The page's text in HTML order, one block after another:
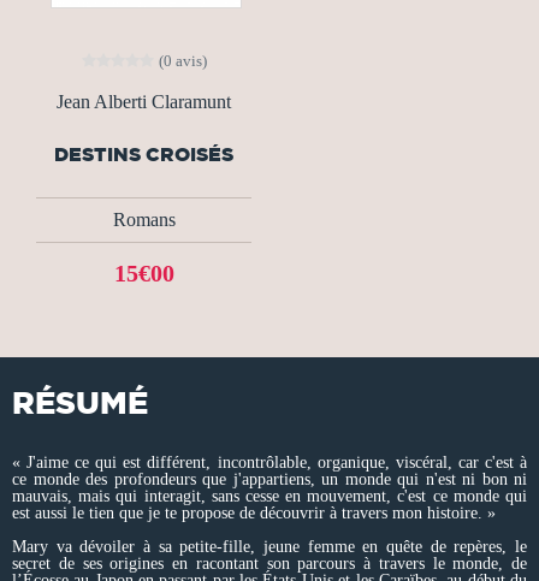
(0 avis)
Jean Alberti Claramunt
DESTINS CROISÉS
Romans
15€00
RÉSUMÉ
« J'aime ce qui est différent, incontrôlable, organique, viscéral, car c'est à
ce monde des profondeurs que j'appartiens, un monde qui n'est ni bon ni
mauvais, mais qui interagit, sans cesse en mouvement, c'est ce monde qui
est aussi le tien que je te propose de découvrir à travers mon histoire. »
Mary va dévoiler à sa petite-fille, jeune femme en quête de repères, le
secret de ses origines en racontant son parcours à travers le monde, de